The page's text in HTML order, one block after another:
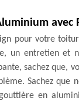
avec
pour votre
un entretien et
sachez que,
Sachez que
en